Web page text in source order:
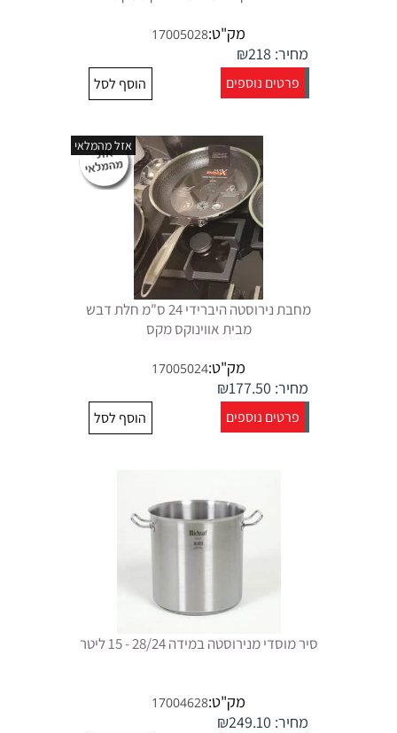
מק"ט:17005028
מחיר: ₪218
פרטים נוספים הוסף לסל
אזל מהמלאי
מחבת נירוסטה היברידי 24 ס"מ חלת דבש
מבית אווינוקס מקס
מק"ט:17005024
מחיר: ₪177.50
פרטים נוספים הוסף לסל
סיר מוסדי מנירוסטה במידה 28/24 - 15 ליטר
מק"ט:17004628
מחיר: ₪249.10